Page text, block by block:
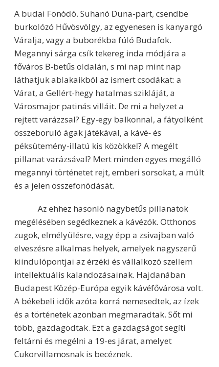
A budai Fonódó. Suhanó Duna-part, csendbe
burkolózó Hűvösvölgy, az egyenesen is kanyargó
Váralja, vagy a buborékba fúló Budafok.
Megannyi sárga csík tekereg inda módjára a
főváros B-betűs oldalán, s mi nap mint nap
láthatjuk ablakaikból az ismert csodákat: a
Várat, a Gellért-hegy hatalmas szikláját, a
Városmajor patinás villáit. De mi a helyzet a
rejtett varázzsal? Egy-egy balkonnal, a fátyolként
összeboruló ágak játékával, a kávé- és
péksütemény-illatú kis közökkel? A megélt
pillanat varázsával? Mert minden egyes megálló
megannyi történetet rejt, emberi sorsokat, a múlt
és a jelen összefonódását.
Az ehhez hasonló nagybetűs pillanatok
megélésében segédkeznek a kávézók. Otthonos
zugok, elmélyülésre, vagy épp a zsivajban való
elveszésre alkalmas helyek, amelyek nagyszerű
kiindulópontjai az érzéki és vállalkozó szellem
intellektuális kalandozásainak. Hajdanában
Budapest Közép-Európa egyik kávéfővárosa volt.
A békebeli idők azóta korrá nemesedtek, az ízek
és a történetek azonban megmaradtak. Sőt mi
több, gazdagodtak. Ezt a gazdagságot segíti
feltárni és megélni a 19-es járat, amelyet
Cukorvillamosnak is becéznek.